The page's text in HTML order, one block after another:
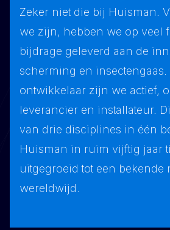
Zeker niet die bij Huisman.
we zijn, hebben we op veel
bijdrage geleverd aan de
scherming en insectengaas.
ontwikkelaar zijn we actief,
leverancier en installateur.
van drie disciplines in één
Huisman in ruim vijftig jaar
uitgegroeid tot een bekende
wereldwijd.